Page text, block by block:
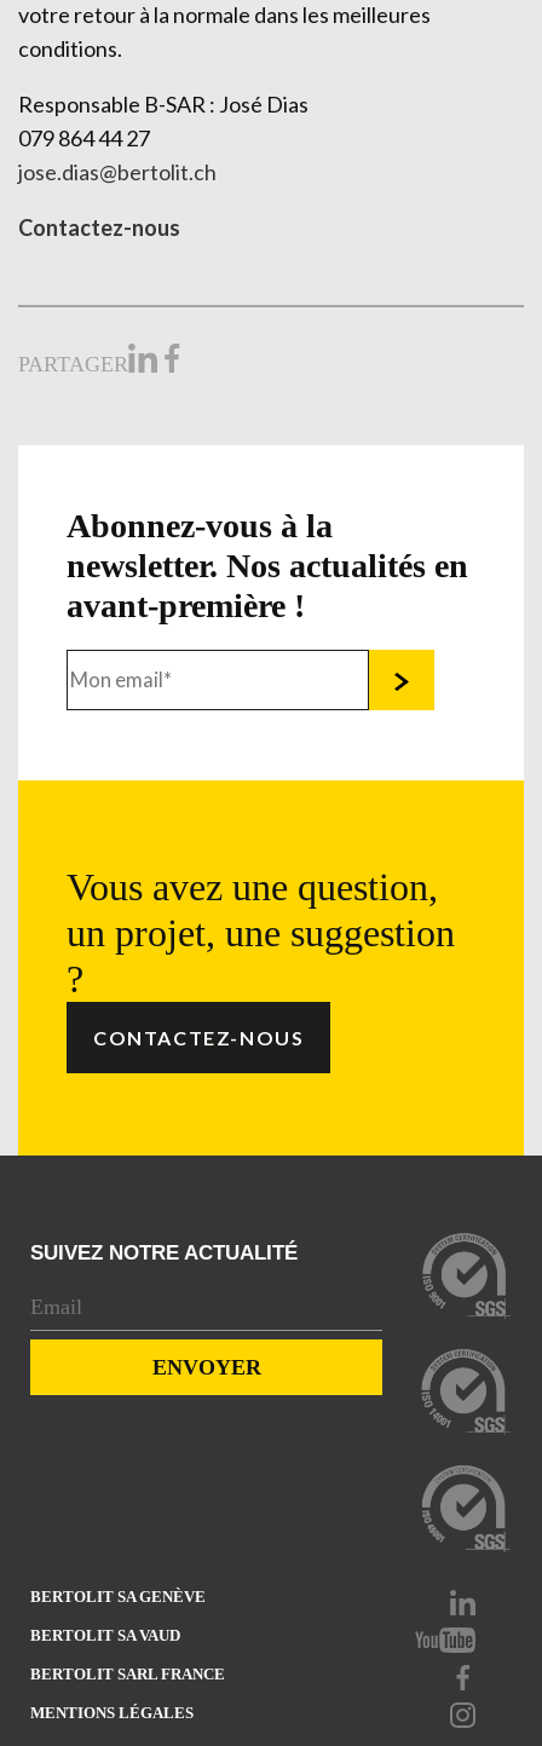
votre retour à la normale dans les meilleures
conditions.
Responsable B-SAR : José Dias
079 864 44 27
jose.dias@bertolit.ch
Contactez-nous
PARTAGER
Abonnez-vous à la
newsletter. Nos actualités en
avant-première !
Vous avez une question,
un projet, une suggestion
?
CONTACTEZ-NOUS
BERTOLIT SA GENÈVE
BERTOLIT SA VAUD
BERTOLIT SARL FRANCE
MENTIONS LÉGALES
SUIVEZ NOTRE ACTUALITÉ